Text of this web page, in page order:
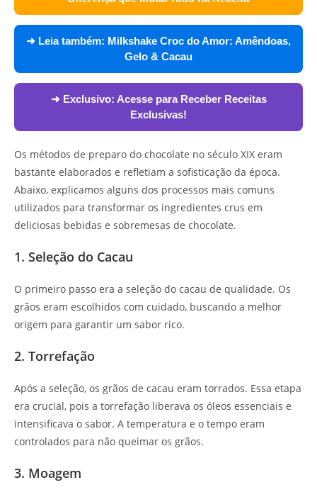
➜ Leia também: Milkshake Croc do Amor: Amêndoas,
Gelo & Cacau
➜ Exclusivo: Acesse para Receber Receitas
Exclusivas!
Os métodos de preparo do chocolate no século XIX eram
bastante elaborados e refletiam a sofisticação da época.
Abaixo, explicamos alguns dos processos mais comuns
utilizados para transformar os ingredientes crus em
deliciosas bebidas e sobremesas de chocolate.
1. Seleção do Cacau
O primeiro passo era a seleção do cacau de qualidade. Os
grãos eram escolhidos com cuidado, buscando a melhor
origem para garantir um sabor rico.
2. Torrefação
Após a seleção, os grãos de cacau eram torrados. Essa etapa
era crucial, pois a torrefação liberava os óleos essenciais e
intensificava o sabor. A temperatura e o tempo eram
controlados para não queimar os grãos.
3. Moagem